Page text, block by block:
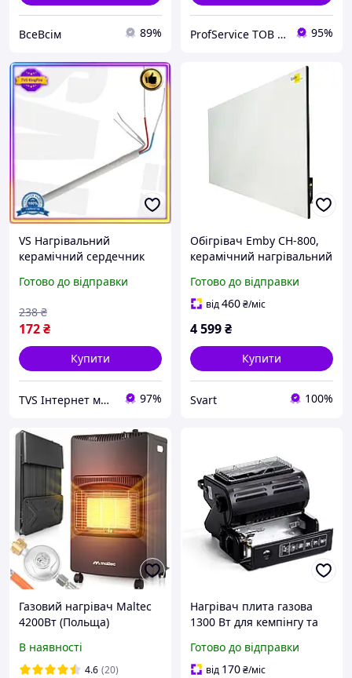
ВсеВсім 89% ProfService ТОВ "Професійний сервіс" 95%
VS Нагрівальний
керамічний сердечник
220В змінний елемент
нагрівач 32T8_V1
Готово до відправки
172₴
238 ₴
Купити
TVS Інтернет магазин 97%
Обігрівач Emby CH-800,
керамічний нагрівальний
м2, Білий /Svart/ -
stunning-products-for-life-
Готово до відправки
від460₴/міс
4 599₴
Купити
Svart 100%
Газовий нагрівач Maltec
4200Вт (Польща)
В наявності
4.6 (20)
Нагрівач плита газова
1300 Вт для кемпінгу та
SQ-6169
Готово до відправки
від 170₴/міс